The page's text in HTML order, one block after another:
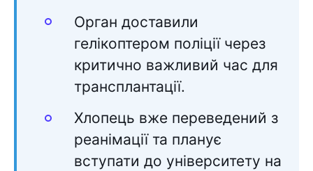
Орган доставили
гелікоптером поліції через
критично важливий час для
трансплантації.
Хлопець вже переведений з
реанімації та планує
вступати до університету на